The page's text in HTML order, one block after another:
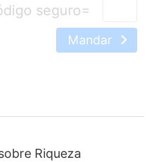
=
Mandar
Riqueza